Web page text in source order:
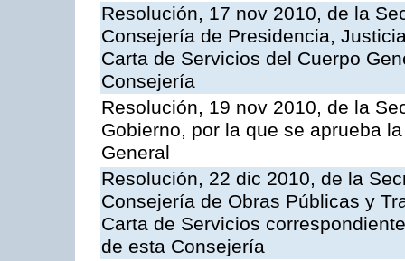
Resolución, 17 nov 2010, de la
Consejería de Presidencia,
Carta de Servicios del Cuerpo
Consejería
Resolución, 19 nov 2010, de la
Gobierno, por la que se aprueba
General
Resolución, 22 dic 2010, de la
Consejería de Obras Públicas y
Carta de Servicios
de esta Consejería